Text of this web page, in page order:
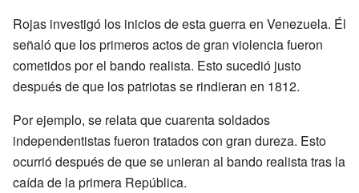
Rojas investigó los inicios de esta guerra en Venezuela. Él
señaló que los primeros actos de gran violencia fueron
cometidos por el bando realista. Esto sucedió justo
después de que los patriotas se rindieran en 1812.
Por ejemplo, se relata que cuarenta soldados
independentistas fueron tratados con gran dureza. Esto
ocurrió después de que se unieran al bando realista tras la
caída de la primera República.